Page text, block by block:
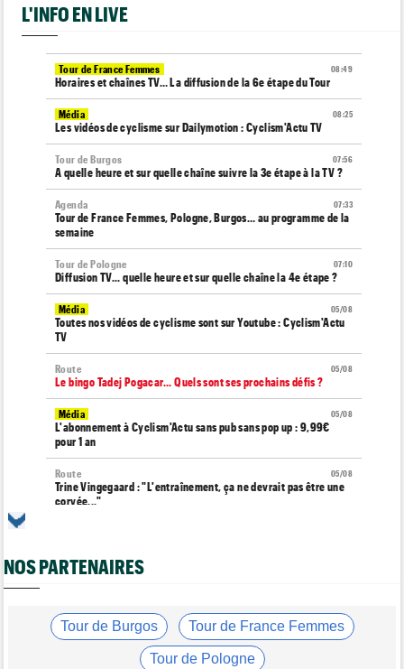
L'INFO EN LIVE
08:49
Tour de France Femmes
Horaires et chaînes TV… La diffusion de la 6e étape du Tour
08:25
Média
Les vidéos de cyclisme sur Dailymotion : Cyclism'Actu TV
07:56
Tour de Burgos
A quelle heure et sur quelle chaîne suivre la 3e étape à la TV ?
07:33
Agenda
Tour de France Femmes, Pologne, Burgos… au programme de la
semaine
07:10
Tour de Pologne
Diffusion TV... quelle heure et sur quelle chaîne la 4e étape ?
05/08
Média
Toutes nos vidéos de cyclisme sont sur Youtube : Cyclism'Actu
TV
05/08
Route
Le bingo Tadej Pogacar... Quels sont ses prochains défis ?
05/08
Média
L'abonnement à Cyclism'Actu sans pub sans pop up : 9,99€
pour 1 an
05/08
Route
Trine Vingegaard : "L'entraînement, ça ne devrait pas être une
corvée..."
c'est ici !
05/08
Tour de Burgos
Oscar Onley : "Je n'avais pas connu le début de saison idéal…"
NOS PARTENAIRES
Tour de Burgos Tour de France Femmes
Tour de Pologne